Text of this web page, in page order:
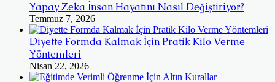
Yapay Zeka İnsan Hayatını Nasıl Değiştiriyor?
Temmuz 7, 2026
Diyette Formda Kalmak İçin Pratik Kilo Verme
Yöntemleri
Nisan 22, 2026